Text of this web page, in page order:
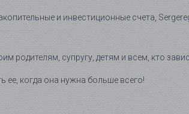
и инвестиционные счета,
родителям, супругу, детям и всем, кто
ее, когда она нужна больше всего!